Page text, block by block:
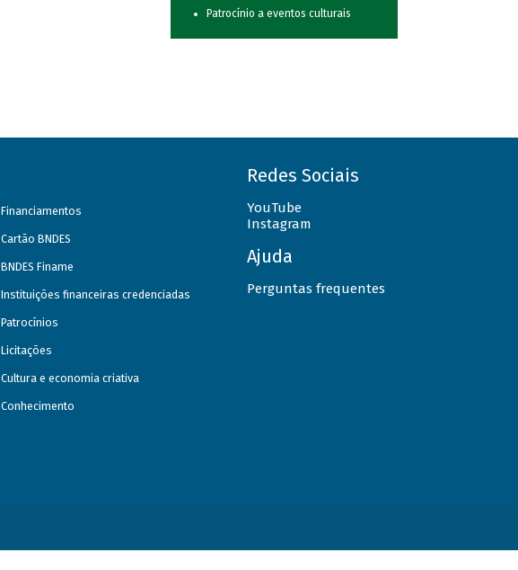
Patrocínio a eventos culturais
Financiamentos
Cartão BNDES
BNDES Finame
Instituições financeiras credenciadas
Patrocínios
Licitações
Cultura e economia criativa
Conhecimento
Redes Sociais
YouTube
Instagram
Ajuda
Perguntas frequentes